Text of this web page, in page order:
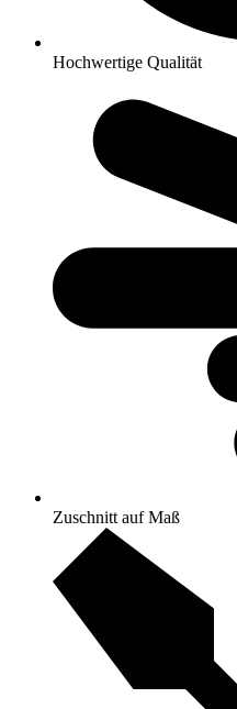
Hochwertige Qualität
Zuschnitt auf Maß